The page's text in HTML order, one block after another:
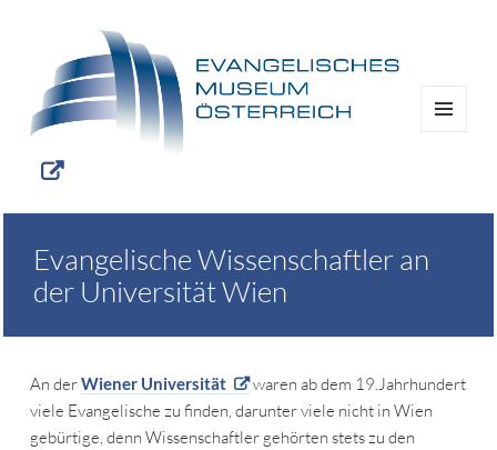
Evangelische Wissenschaftler an
der Universität Wien
An derWiener Universität
waren ab dem 19.Jahrhundert
viele Evangelische zu finden, darunter viele nicht in Wien
gebürtige, denn Wissenschaftler gehörten stets zu den